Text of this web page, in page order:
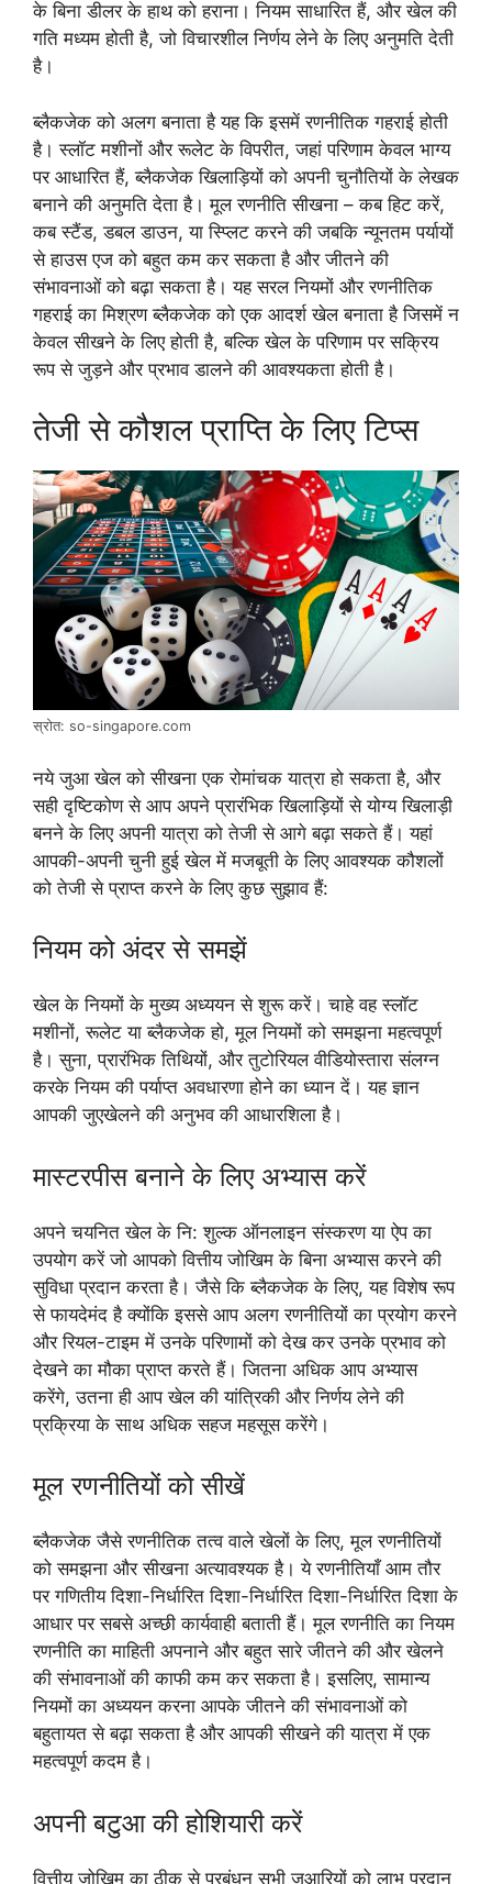
के बिना डीलर के हाथ को हराना। नियम साधारित हैं, और खेल की
गति मध्यम होती है, जो विचारशील निर्णय लेने के लिए अनुमति देती
है।
ब्लैकजेक को अलग बनाता है यह कि इसमें रणनीतिक गहराई होती
है। स्लॉट मशीनों और रूलेट के विपरीत, जहां परिणाम केवल भाग्य
पर आधारित हैं, ब्लैकजेक खिलाड़ियों को अपनी चुनौतियों के लेखक
बनाने की अनुमति देता है। मूल रणनीति सीखना – कब हिट करें,
कब स्टैंड, डबल डाउन, या स्प्लिट करने की जबकि न्यूनतम पर्यायों
से हाउस एज को बहुत कम कर सकता है और जीतने की
संभावनाओं को बढ़ा सकता है। यह सरल नियमों और रणनीतिक
गहराई का मिश्रण ब्लैकजेक को एक आदर्श खेल बनाता है जिसमें न
केवल सीखने के लिए होती है, बल्कि खेल के परिणाम पर सक्रिय
रूप से जुड़ने और प्रभाव डालने की आवश्यकता होती है।
तेजी से कौशल प्राप्ति के लिए टिप्स
स्रोत: so-singapore.com
नये जुआ खेल को सीखना एक रोमांचक यात्रा हो सकता है, और
सही दृष्टिकोण से आप अपने प्रारंभिक खिलाड़ियों से योग्य खिलाड़ी
बनने के लिए अपनी यात्रा को तेजी से आगे बढ़ा सकते हैं। यहां
आपकी-अपनी चुनी हुई खेल में मजबूती के लिए आवश्यक कौशलों
को तेजी से प्राप्त करने के लिए कुछ सुझाव हैं:
नियम को अंदर से समझें
खेल के नियमों के मुख्य अध्ययन से शुरू करें। चाहे वह स्लॉट
मशीनों, रूलेट या ब्लैकजेक हो, मूल नियमों को समझना महत्वपूर्ण
है। सुना, प्रारंभिक तिथियों, और तुटोरियल वीडियोस्तारा संलग्न
करके नियम की पर्याप्त अवधारणा होने का ध्यान दें। यह ज्ञान
आपकी जुएखेलने की अनुभव की आधारशिला है।
मास्टरपीस बनाने के लिए अभ्यास करें
अपने चयनित खेल के नि: शुल्क ऑनलाइन संस्करण या ऐप का
उपयोग करें जो आपको वित्तीय जोखिम के बिना अभ्यास करने की
सुविधा प्रदान करता है। जैसे कि ब्लैकजेक के लिए, यह विशेष रूप
से फायदेमंद है क्योंकि इससे आप अलग रणनीतियों का प्रयोग करने
और रियल-टाइम में उनके परिणामों को देख कर उनके प्रभाव को
देखने का मौका प्राप्त करते हैं। जितना अधिक आप अभ्यास
करेंगे, उतना ही आप खेल की यांत्रिकी और निर्णय लेने की
प्रक्रिया के साथ अधिक सहज महसूस करेंगे।
मूल रणनीतियों को सीखें
ब्लैकजेक जैसे रणनीतिक तत्व वाले खेलों के लिए, मूल रणनीतियों
को समझना और सीखना अत्यावश्यक है। ये रणनीतियाँ आम तौर
पर गणितीय दिशा-निर्धारित दिशा-निर्धारित दिशा-निर्धारित दिशा के
आधार पर सबसे अच्छी कार्यवाही बताती हैं। मूल रणनीति का नियम
रणनीति का माहिती अपनाने और बहुत सारे जीतने की और खेलने
की संभावनाओं की काफी कम कर सकता है। इसलिए, सामान्य
नियमों का अध्ययन करना आपके जीतने की संभावनाओं को
बहुतायत से बढ़ा सकता है और आपकी सीखने की यात्रा में एक
महत्वपूर्ण कदम है।
अपनी बटुआ की होशियारी करें
वित्तीय जोखिम का ठीक से प्रबंधन सभी जुआरियों को लाभ प्रदान